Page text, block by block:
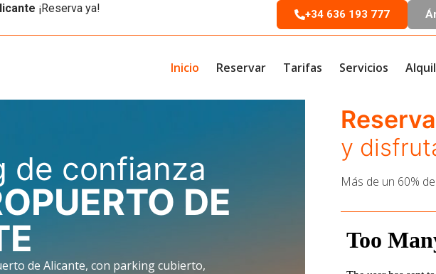
¡Reserva ya! +34 636 193 777
Inicio Reservar Tarifas Servicios
de confianza
DE
de Alicante, con parking cubierto,
y
Más de un 60%